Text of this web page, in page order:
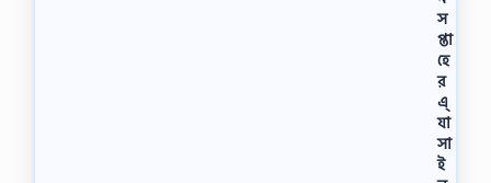
স
প্তা
হে
র
এ্
যা
সা
ই